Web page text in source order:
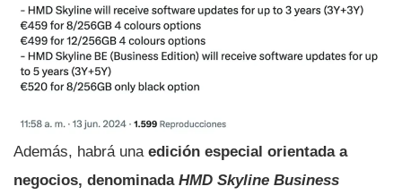
Además, habrá una edición especial orientada a
negocios, denominada HMD Skyline Business